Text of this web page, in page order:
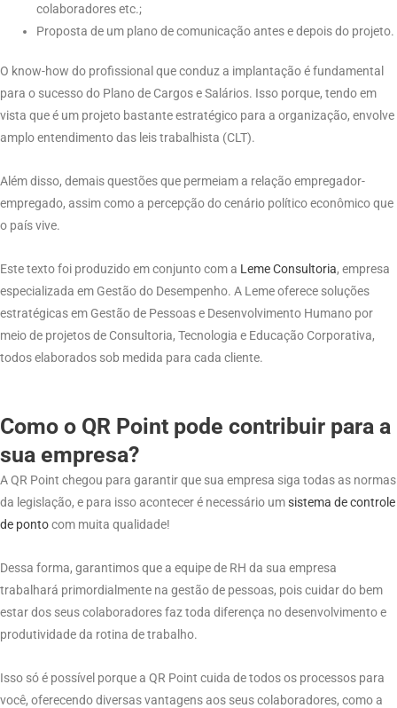
colaboradores etc.;
Proposta de um plano de comunicação antes e depois do projeto.
O know-how do profissional que conduz a implantação é fundamental
para o sucesso do Plano de Cargos e Salários. Isso porque, tendo em
vista que é um projeto bastante estratégico para a organização, envolve
amplo entendimento das leis trabalhista (CLT).
Além disso, demais questões que permeiam a relação empregador-
empregado, assim como a percepção do cenário político econômico que
o país vive.
Este texto foi produzido em conjunto com a Leme Consultoria, empresa
especializada em Gestão do Desempenho. A Leme oferece soluções
estratégicas em Gestão de Pessoas e Desenvolvimento Humano por
meio de projetos de Consultoria, Tecnologia e Educação Corporativa,
todos elaborados sob medida para cada cliente.
Como o QR Point pode contribuir para a
sua empresa?
A QR Point chegou para garantir que sua empresa siga todas as normas
da legislação, e para isso acontecer é necessário umsistema decontrole
de pontocom muita qualidade!
Dessa forma, garantimos que a equipe de RH da sua empresa
trabalhará primordialmente na gestão de pessoas, pois cuidar do bem
estar dos seus colaboradores faz toda diferença no desenvolvimento e
produtividade da rotina de trabalho.
Isso só é possível porque a QR Point cuida de todos os processos para
você, oferecendo diversas vantagens aos seus colaboradores, como a